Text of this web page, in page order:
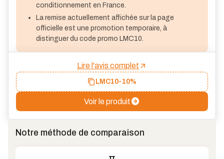
conditionnement en France.
La remise actuellement affichée sur la page
officielle est une promotion temporaire, à
distinguer du code promo LMC10.
Lire l'avis complet
LMC10-10%
Voir le produit
Notre méthode de comparaison